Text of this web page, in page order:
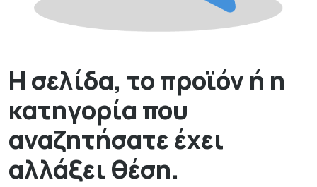
Η σελίδα, το προϊόν ή η
κατηγορία που
αναζητήσατε έχει
αλλάξει θέση.